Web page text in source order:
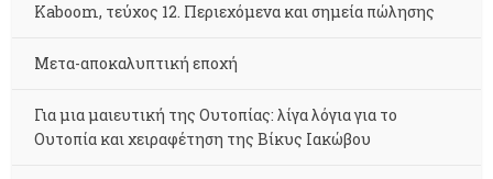
Kaboom, τεύχος 12. Περιεχόμενα και σημεία πώλησης
Μετα-αποκαλυπτική εποχή
Για μια μαιευτική της Ουτοπίας: λίγα λόγια για το
Ουτοπία και χειραφέτηση της Βίκυς Ιακώβου